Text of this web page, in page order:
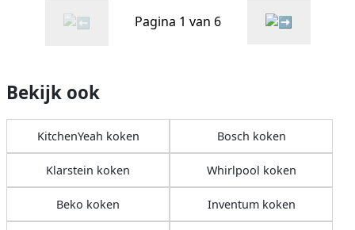
Pagina 1 van 6
Bekijk ook
KitchenYeah koken Bosch koken
Klarstein koken Whirlpool koken
Beko koken Inventum koken